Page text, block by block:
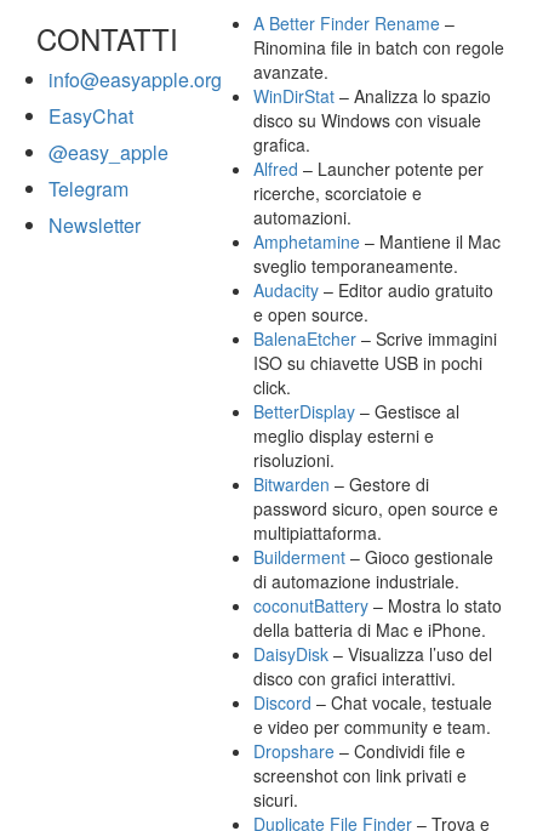
CONTATTI
info@easyapple.org
EasyChat
@easy_apple
Telegram
Newsletter
A Better Finder Rename –
Rinomina file in batch con regole
avanzate.
WinDirStat – Analizza lo spazio
disco su Windows con visuale
grafica.
Alfred – Launcher potente per
ricerche, scorciatoie e
automazioni.
Amphetamine – Mantiene il Mac
sveglio temporaneamente.
Audacity – Editor audio gratuito
e open source.
BalenaEtcher – Scrive immagini
ISO su chiavette USB in pochi
click.
BetterDisplay – Gestisce al
meglio display esterni e
risoluzioni.
Bitwarden – Gestore di
password sicuro, open source e
multipiattaforma.
Builderment – Gioco gestionale
di automazione industriale.
coconutBattery – Mostra lo stato
della batteria di Mac e iPhone.
DaisyDisk – Visualizza l’uso del
disco con grafici interattivi.
Discord – Chat vocale, testuale
e video per community e team.
Dropshare – Condividi file e
screenshot con link privati e
sicuri.
Duplicate File Finder – Trova e